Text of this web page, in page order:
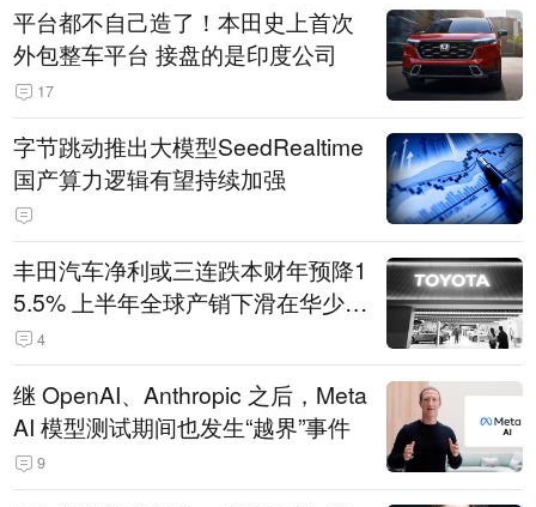
平台都不自己造了！本田史上首次
外包整车平台 接盘的是印度公司
17
字节跳动推出大模型SeedRealtime
国产算力逻辑有望持续加强
丰田汽车净利或三连跌本财年预降1
5.5% 上半年全球产销下滑在华少卖
14.3万辆
4
继 OpenAI、Anthropic 之后，Meta
AI 模型测试期间也发生“越界”事件
9